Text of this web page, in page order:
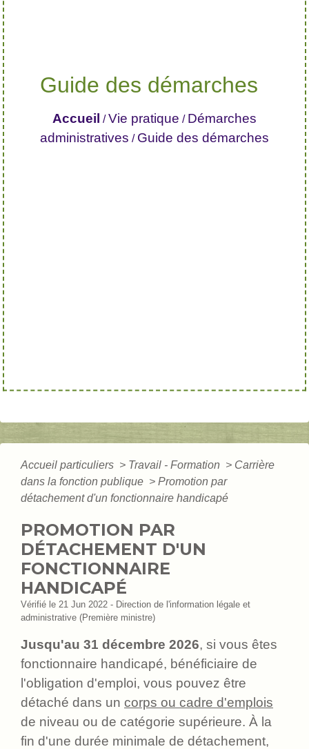
Guide des démarches
Accueil /Vie pratique / Démarches
administratives / Guide des démarches
Accueil particuliers > Travail - Formation > Carrière
dans la fonction publique > Promotion par
détachement d'un fonctionnaire handicapé
PROMOTION PAR
DÉTACHEMENT D'UN
FONCTIONNAIRE
HANDICAPÉ
Vérifié le 21 Jun 2022 - Direction de l'information légale et
administrative (Première ministre)
Jusqu'au 31 décembre 2026, si vous êtes
fonctionnaire handicapé, bénéficiaire de
l'obligation d'emploi, vous pouvez être
détaché dans un corps ou cadre d'emplois
de niveau ou de catégorie supérieure. À la
fin d'une durée minimale de détachement,